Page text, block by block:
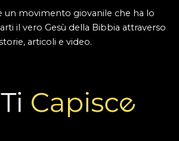
un movimento giovanile che ha lo
il vero Gesù della Bibbia attraverso
articoli e video.